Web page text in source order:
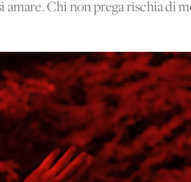
amare. Chi non prega rischia di